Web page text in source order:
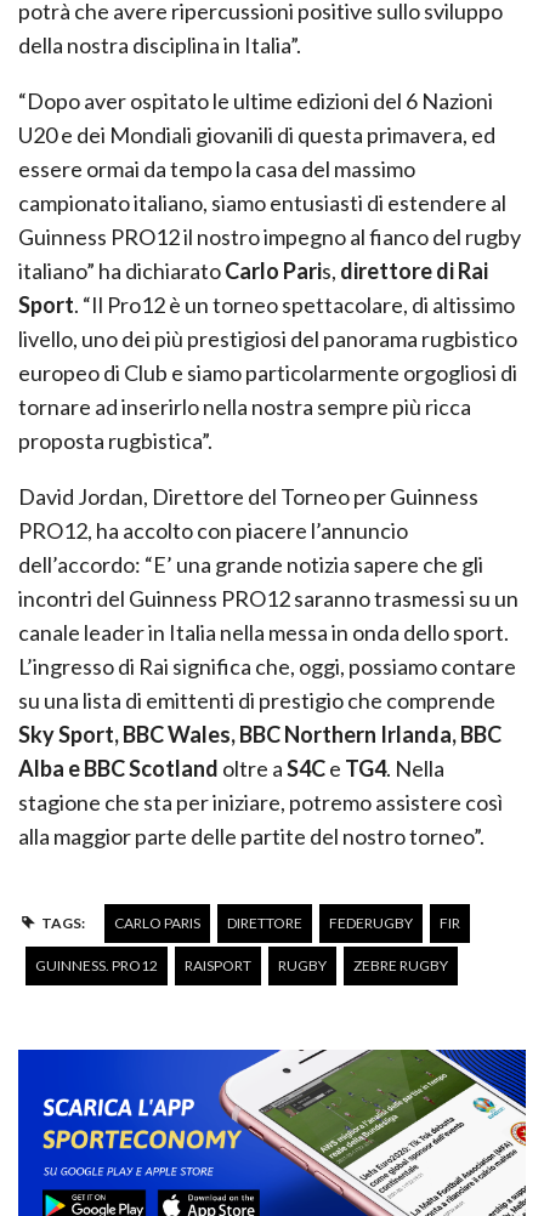
potrà che avere ripercussioni positive sullo sviluppo
della nostra disciplina in Italia”.
“Dopo aver ospitato le ultime edizioni del 6 Nazioni
U20 e dei Mondiali giovanili di questa primavera, ed
essere ormai da tempo la casa del massimo
campionato italiano, siamo entusiasti di estendere al
Guinness PRO12 il nostro impegno al fianco del rugby
italiano” ha dichiaratoCarlo Paris, direttore di Rai
Sport. “Il Pro12 è un torneo spettacolare, di altissimo
livello, uno dei più prestigiosi del panorama rugbistico
europeo di Club e siamo particolarmente orgogliosi di
tornare ad inserirlo nella nostra sempre più ricca
proposta rugbistica”.
David Jordan, Direttore del Torneo per Guinness
PRO12, ha accolto con piacere l’annuncio
dell’accordo: “E’ una grande notizia sapere che gli
incontri del Guinness PRO12 saranno trasmessi su un
canale leader in Italia nella messa in onda dello sport.
L’ingresso di Rai significa che, oggi, possiamo contare
su una lista di emittenti di prestigio che comprende
Sky Sport, BBC Wales, BBC Northern Irlanda, BBC
Alba e BBC Scotland oltre aS4Ce TG4. Nella
stagione che sta per iniziare, potremo assistere così
alla maggior parte delle partite del nostro torneo”.
TAGS: CARLO PARIS DIRETTORE FEDERUGBY FIR
GUINNESS. PRO12 RAISPORT RUGBY ZEBRE RUGBY